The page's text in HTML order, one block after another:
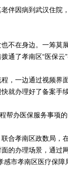
因病到武汉住院
在身边。一筹莫
通了孝南区“医保云
一边通过视频界
就办理好了备案手
办医保服务事项
孝南区政数局，在
的办理场景，通过
市孝南区医疗保障